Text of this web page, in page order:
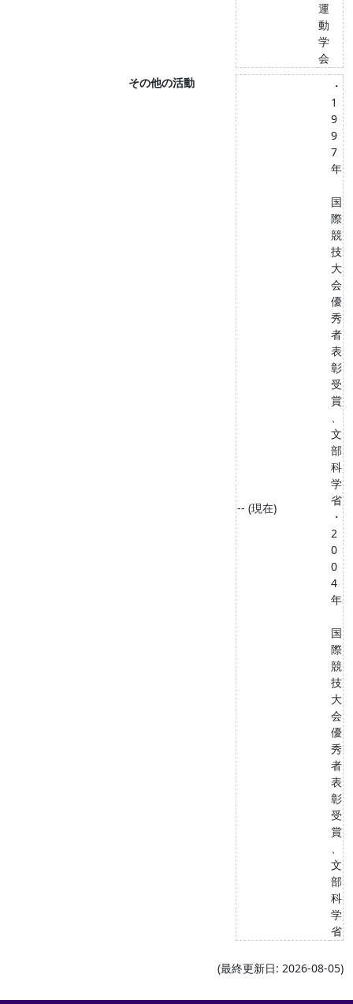
運
動
学
会
その他の活動
-- (現在)
・
1
9
9
7
年
国
際
競
技
大
会
優
秀
者
表
彰
受
賞
、
文
部
科
学
省
・
2
0
0
4
年
国
際
競
技
大
会
優
秀
者
表
彰
受
賞
、
文
部
科
学
省
(最終更新日: 2026-08-05)